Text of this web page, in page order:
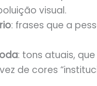
visual.
: frases que a
: tons atuais,
de cores